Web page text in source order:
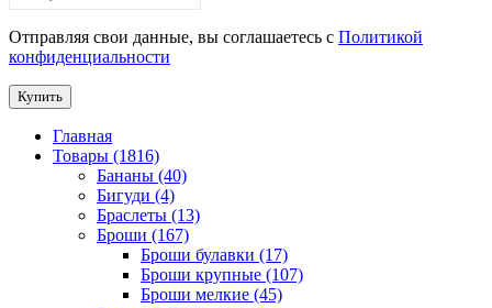
Отправляя свои данные, вы соглашаетесь с Политикой
конфиденциальности
Купить
Главная
Товары (1816)
Бананы (40)
Бигуди (4)
Браслеты (13)
Броши (167)
Броши булавки (17)
Броши крупные (107)
Броши мелкие (45)